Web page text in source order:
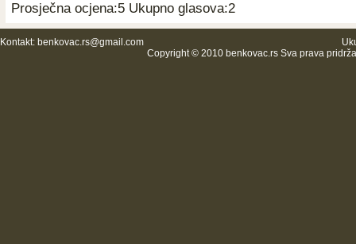
Prosječna ocjena:5 Ukupno glasova:2
Kontakt: benkovac.rs@gmail.com
Copyright © 2010 benkovac.rs Sva prava